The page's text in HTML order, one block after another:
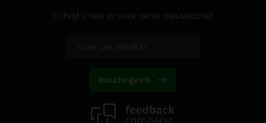
Inschrijven